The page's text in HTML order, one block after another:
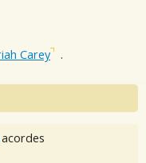
Carey .
acordes